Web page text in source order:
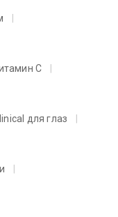
C
для глаз